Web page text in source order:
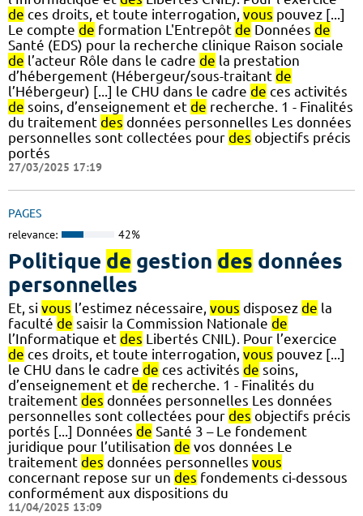
de ces droits, et toute interrogation, vous pouvez [...]
Le compte de formation L'Entrepôt de Données de
Santé (EDS) pour la recherche clinique Raison sociale
de l’acteur Rôle dans le cadre de la prestation
d’hébergement (Hébergeur/sous-traitant de
l’Hébergeur) [...] le CHU dans le cadre de ces activités
de soins, d’enseignement et de recherche. 1 - Finalités
du traitement des données personnelles Les données
personnelles sont collectées pour des objectifs précis
portés
27/03/2025 17:19
PAGES
relevance: 42%
Politique de gestion des données
personnelles
Et, si vous l’estimez nécessaire, vous disposez de la
faculté de saisir la Commission Nationale de
l’Informatique et des Libertés CNIL). Pour l’exercice
de ces droits, et toute interrogation, vous pouvez [...]
le CHU dans le cadre de ces activités de soins,
d’enseignement et de recherche. 1 - Finalités du
traitement des données personnelles Les données
personnelles sont collectées pour des objectifs précis
portés [...] Données de Santé 3 – Le fondement
juridique pour l’utilisation de vos données Le
traitement des données personnelles vous
concernant repose sur un des fondements ci-dessous
conformément aux dispositions du
11/04/2025 13:09